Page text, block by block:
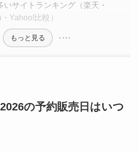
いサイトランキング（楽天・
Yahoo!比較）
もっと見る
の予約販売日はいつ